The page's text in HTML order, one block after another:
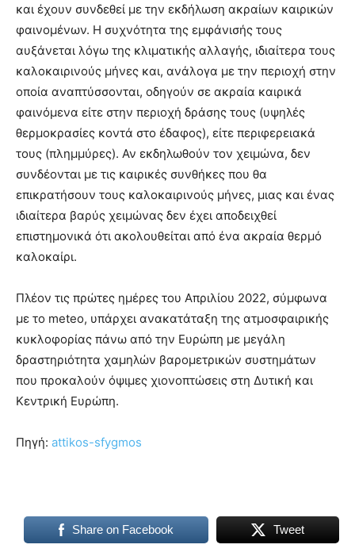
και έχουν συνδεθεί με την εκδήλωση ακραίων καιρικών
φαινομένων. H συχνότητα της εμφάνισής τους
αυξάνεται λόγω της κλιματικής αλλαγής, ιδιαίτερα τους
καλοκαιρινούς μήνες και, ανάλογα με την περιοχή στην
οποία αναπτύσσονται, οδηγούν σε ακραία καιρικά
φαινόμενα είτε στην περιοχή δράσης τους (υψηλές
θερμοκρασίες κοντά στο έδαφος), είτε περιφερειακά
τους (πλημμύρες). Αν εκδηλωθούν τον χειμώνα, δεν
συνδέονται με τις καιρικές συνθήκες που θα
επικρατήσουν τους καλοκαιρινούς μήνες, μιας και ένας
ιδιαίτερα βαρύς χειμώνας δεν έχει αποδειχθεί
επιστημονικά ότι ακολουθείται από ένα ακραία θερμό
καλοκαίρι.
Πλέον τις πρώτες ημέρες του Απριλίου 2022, σύμφωνα
με το meteo, υπάρχει ανακατάταξη της ατμοσφαιρικής
κυκλοφορίας πάνω από την Ευρώπη με μεγάλη
δραστηριότητα χαμηλών βαρομετρικών συστημάτων
που προκαλούν όψιμες χιονοπτώσεις στη Δυτική και
Κεντρική Ευρώπη.
Πηγή: attikos-sfygmos
Share on Facebook Tweet